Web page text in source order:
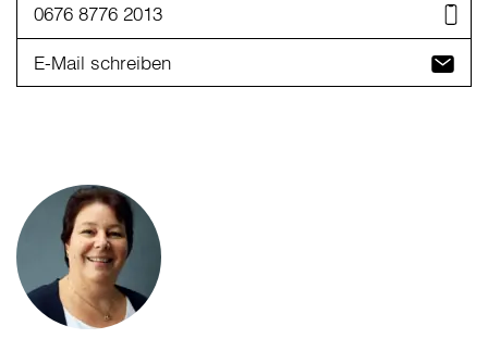
0676 8776 2013
E-Mail schreiben